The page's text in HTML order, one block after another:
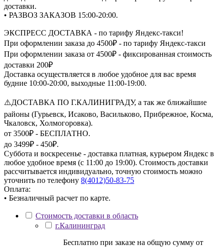
доставки.
• РАЗВОЗ ЗАКАЗОВ 15:00-20:00.
ЭКСПРЕСС ДОСТАВКА - по тарифу Яндекс-такси!
При оформлении заказа до 4500₽ - по тарифу Яндекс-такси
При оформлении заказа от 4500₽ - фиксированная стоимость
доставки 200₽
Доставка осуществляется в любое удобное для вас время
будние 10:00-20:00, выходные 11:00-19:00.
⚠️ДОСТАВКА ПО Г.КАЛИНИГРАДУ, а так же ближайшие
районы (Гурьевск, Исаково, Васильково, Прибрежное, Косма,
Чкаловск, Холмогоровка).
от 3500₽ - БЕСПЛАТНО.
до 3499₽ - 450₽.
Суббота и воскресенье - доставка платная, курьером Яндекс в
любое удобное время (с 11:00 до 19:00). Стоимость доставки
рассчитывается индивидуально, точную стоимость можно
уточнить по телефону 8(4012)50-83-75
Оплата:
• Безналичный расчет по карте.
Стоимость доставки в область
г.Калининград
Бесплатно при заказе на общую сумму от